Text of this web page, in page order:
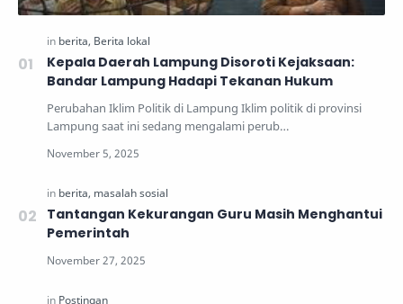
Kepala Daerah Lampung Disoroti Kejaksaan:
Bandar Lampung Hadapi Tekanan Hukum
Perubahan Iklim Politik di Lampung Iklim politik di provinsi
Lampung saat ini sedang mengalami perub…
Tantangan Kekurangan Guru Masih Menghantui
Pemerintah